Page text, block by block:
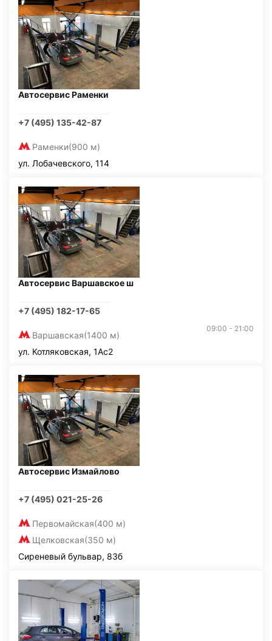
Автосервис Раменки
+7 (495) 135-42-87
Раменки(900 м)
ул. Лобачевского, 114
Автосервис Варшавское ш
+7 (495) 182-17-65
Варшавская(1400 м)
09:00 - 21:00
ул. Котляковская, 1Ас2
Автосервис Измайлово
+7 (495) 021-25-26
Первомайская(400 м)
Щелковская(350 м)
Сиреневый бульвар, 83б